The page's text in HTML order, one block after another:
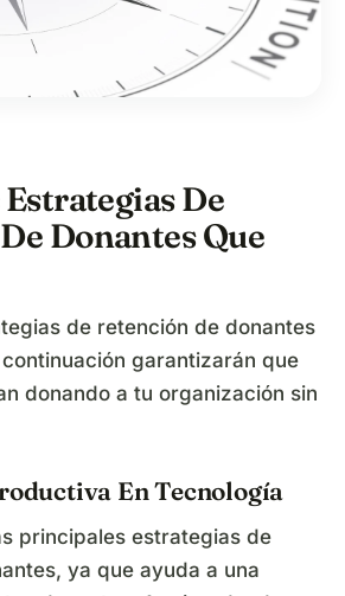
De
Donantes Que
de retención de donantes
garantizarán que
donando a tu organización sin
En Tecnología
principales estrategias de
ya que ayuda a una